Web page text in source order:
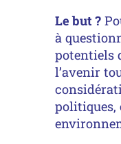
Le but ?
à
potentiels
l’avenir
politiques,